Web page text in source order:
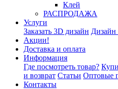
Клей
РАСПРОДАЖА
Услуги
Заказать 3D дизайн Дизайн
Акции!
Доставка и оплата
Информация
Где посмотреть товар?
и возврат Статьи Оптовые
Контакты